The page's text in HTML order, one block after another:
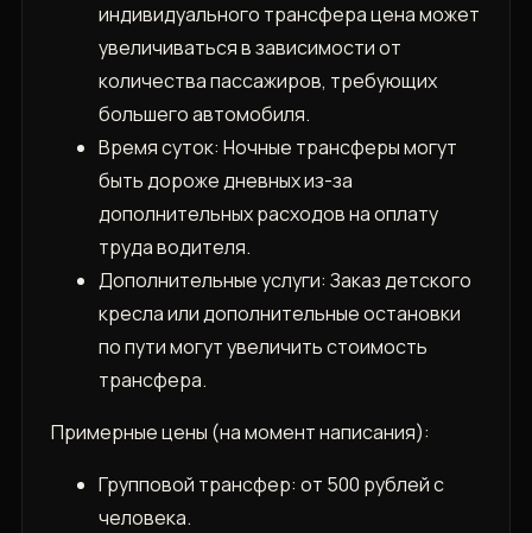
индивидуального трансфера цена может
увеличиваться в зависимости от
количества пассажиров, требующих
большего автомобиля.
Время суток: Ночные трансферы могут
быть дороже дневных из-за
дополнительных расходов на оплату
труда водителя.
Дополнительные услуги: Заказ детского
кресла или дополнительные остановки
по пути могут увеличить стоимость
трансфера.
Примерные цены (на момент написания):
Групповой трансфер: от 500 рублей с
человека.